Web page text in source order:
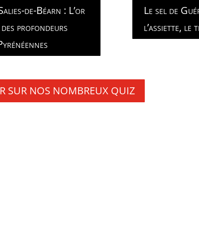
de-Béarn : L’or
profondeurs
Le sel de
l’assiette, le
SUR NOS NOMBREUX QUIZ